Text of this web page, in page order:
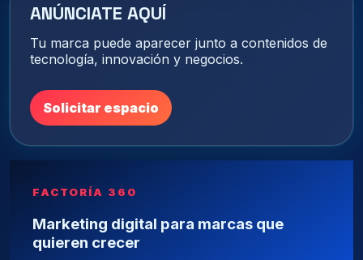
ANÚNCIATE AQUÍ
Tu marca puede aparecer junto a contenidos de
tecnología, innovación y negocios.
Solicitar espacio
FACTORÍA 360
Marketing digital para marcas que
quieren crecer